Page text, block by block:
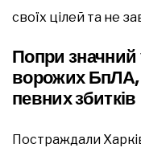
своїх цілей та не
Попри значний
ворожих БпЛА,
певних збитків
Постраждали